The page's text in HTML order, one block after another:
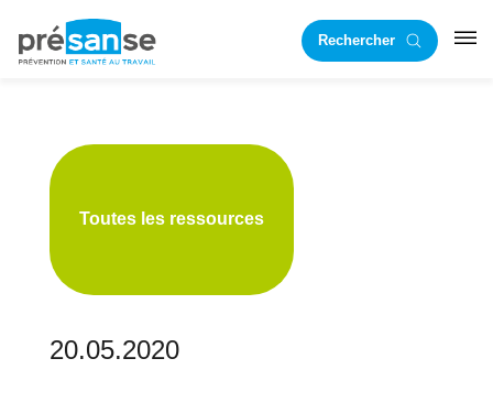
principale
RechercherRST
Toutes les ressources
20.05.2020